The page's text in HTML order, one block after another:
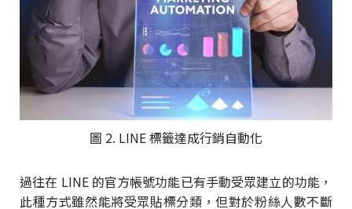
圖 2. LINE 標籤達成行銷自動化
過往在 LINE 的官方帳號功能已有手動受眾建立的功能，
此種方式雖然能將受眾貼標分類，但對於粉絲人數不斷